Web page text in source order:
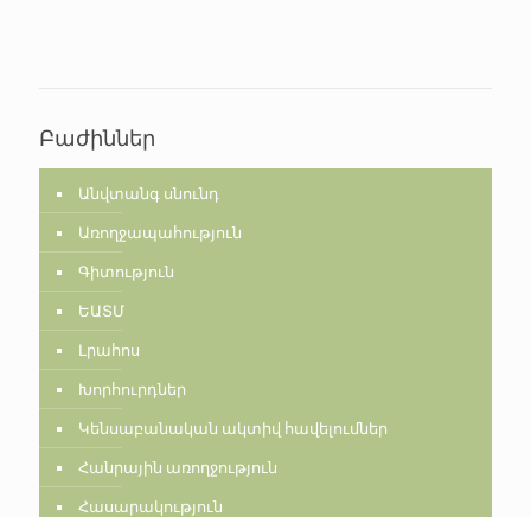
Բաժիններ
Անվտանգ սնունդ
Առողջապահություն
Գիտություն
ԵԱՏՄ
Լրահոս
Խորհուրդներ
Կենսաբանական ակտիվ հավելումներ
Հանրային առողջություն
Հասարակություն